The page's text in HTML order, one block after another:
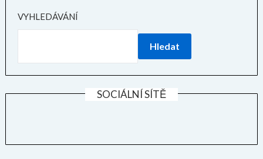
VYHLEDÁVÁNÍ
Hledat
SOCIÁLNÍ SÍTĚ